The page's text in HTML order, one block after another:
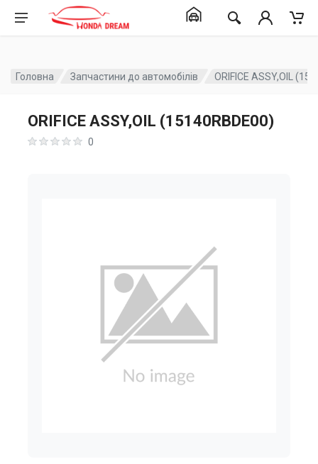
Головна Запчастини до автомобілів ORIFICE ASSY,OIL
ORIFICE ASSY,OIL (15140RBDE00)
0